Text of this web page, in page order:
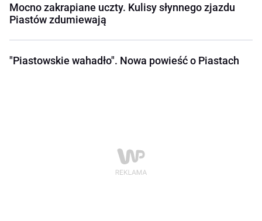
Mocno zakrapiane uczty. Kulisy słynnego zjazdu
Piastów zdumiewają
"Piastowskie wahadło". Nowa powieść o Piastach